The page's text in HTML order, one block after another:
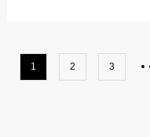
1 2 3